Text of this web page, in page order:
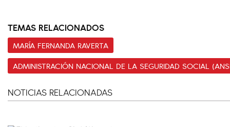
TEMAS RELACIONADOS
MARÍA FERNANDA RAVERTA
ADMINISTRACIÓN NACIONAL DE LA SEGURIDAD SOCIAL
NOTICIAS RELACIONADAS